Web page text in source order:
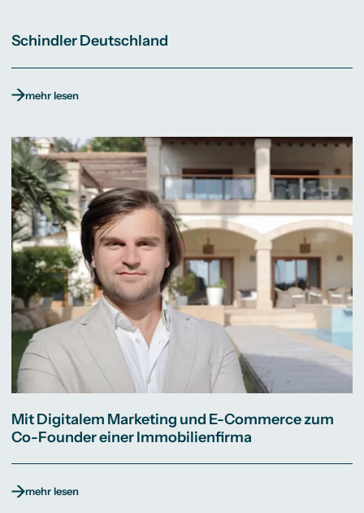
Schindler Deutschland
mehr lesen
Mit Digitalem Marketing und E-Commerce zum
Co-Founder einer Immobilienfirma
mehr lesen